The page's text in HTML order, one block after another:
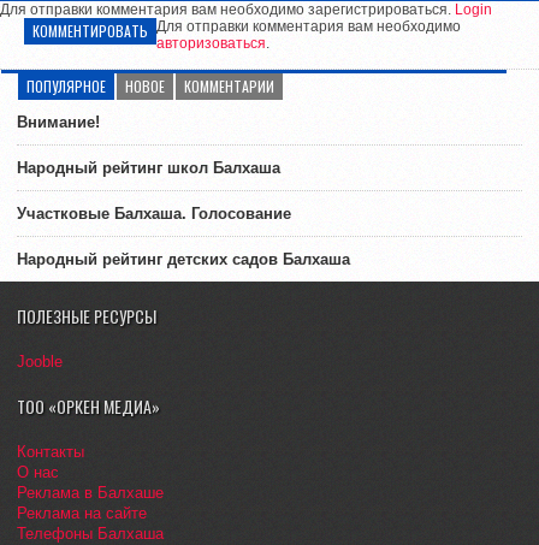
Для отправки комментария вам необходимо зарегистрироваться. Login
КОММЕНТИРОВАТЬ Для отправки комментария вам необходимо
авторизоваться.
ПОПУЛЯРНОЕ НОВОЕ КОММЕНТАРИИ
Внимание!
Народный рейтинг школ Балхаша
Участковые Балхаша. Голосование
Народный рейтинг детских садов Балхаша
ПОЛЕЗНЫЕ РЕСУРСЫ
Jooble
ТОО «ОРКЕН МЕДИА»
Контакты
О нас
Реклама в Балхаше
Реклама на сайте
Телефоны Балхаша